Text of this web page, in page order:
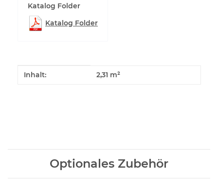
Katalog Folder
Katalog Folder
Produkteigenschaft
Wert
Inhalt: 2,31 m²
Optionales Zubehör